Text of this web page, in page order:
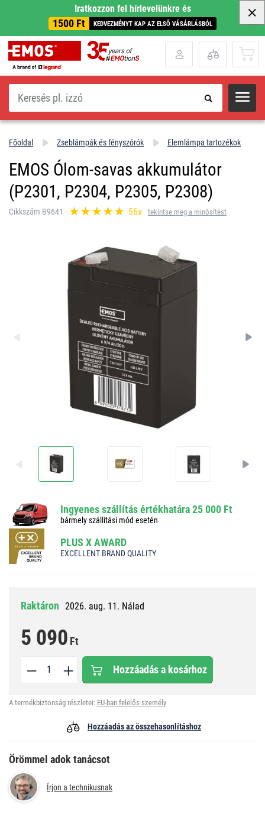
Iratkozzon fel hírlevelünkre és
1500 Ft KEDVEZMÉNYT KAP AZ ELSŐ VÁSÁRLÁSBÓL
Keresés
Főoldal Zseblámpák és fényszórók Elemlámpa tartozékok
EMOS Ólom-savas akkumulátor
(P2301, P2304, P2305, P2308)
Cikkszám B9641 56x tekintse meg a minősítést
Ingyenes szállítás értékhatára 25 000 Ft
bármely szállítási mód esetén
PLUS X AWARD
EXCELLENT BRAND QUALITY
Raktáron 2026. aug. 11. Nálad
5 090 Ft
Hozzáadás a kosárhoz
A termékbiztonság részletei: EU-ban felelős személy
Hozzáadás az összehasonlításhoz
Örömmel adok tanácsot
Írjon a technikusnak